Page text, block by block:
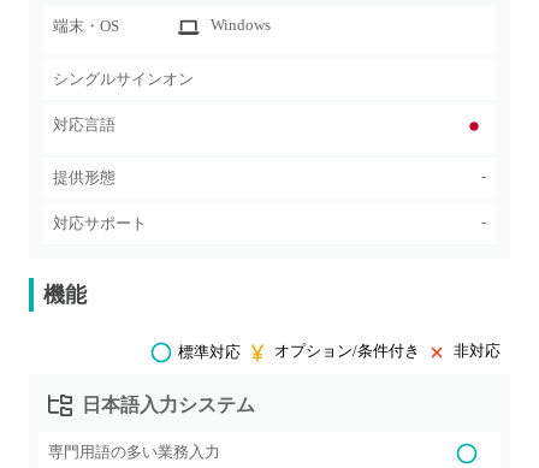
端末・OS Windows
シングルサインオン
対応言語
提供形態 -
対応サポート -
機能
標準対応 オプション/条件付き 非対応
日本語入力システム
専門用語の多い業務入力